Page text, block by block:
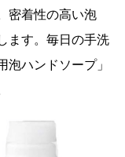
密着性の高い泡
ます。毎日の手洗
ハンドソープ」